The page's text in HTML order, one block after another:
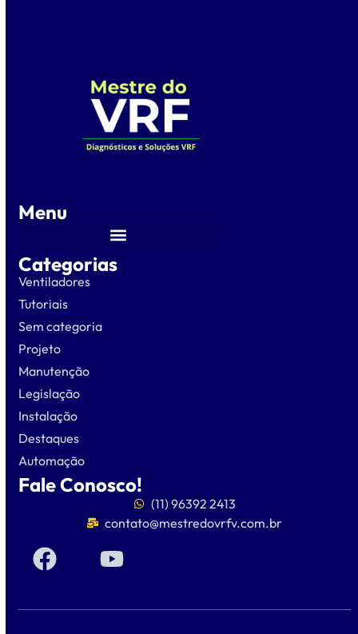
Menu
Categorias
Ventiladores
Tutoriais
Sem categoria
Projeto
Manutenção
Legislação
Instalação
Destaques
Automação
Fale Conosco!
(11) 96392 2413
contato@mestredovrfv.com.br